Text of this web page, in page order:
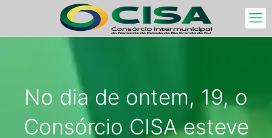
No dia de ontem, 19, o
Consórcio CISA esteve